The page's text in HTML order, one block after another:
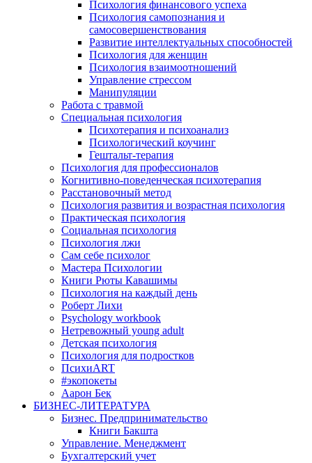
Психология финансового успеха
Психология самопознания и
самосовершенствования
Развитие интеллектуальных способностей
Психология для женщин
Психология взаимоотношений
Управление стрессом
Манипуляции
Работа с травмой
Специальная психология
Психотерапия и психоанализ
Психологический коучинг
Гештальт-терапия
Психология для профессионалов
Когнитивно-поведенческая психотерапия
Расстановочный метод
Психология развития и возрастная психология
Практическая психология
Социальная психология
Психология лжи
Сам себе психолог
Мастера Психологии
Книги Рюты Кавашимы
Психология на каждый день
Роберт Лихи
Psychology workbook
Нетревожный young adult
Детская психология
Психология для подростков
ПсихиART
#экопокеты
Аарон Бек
БИЗНЕС-ЛИТЕРАТУРА
Бизнес. Предпринимательство
Книги Бакшта
Управление. Менеджмент
Бухгалтерский учет